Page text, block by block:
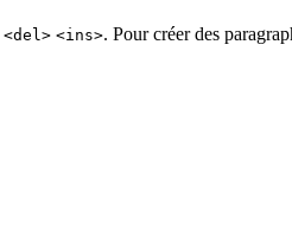
<del> <ins>. Pour créer des